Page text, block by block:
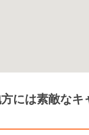
には素敵なキ